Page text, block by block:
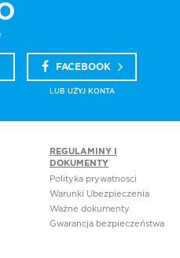
LUB UŻYJ KONTA
FACEBOOK
REGULAMINY I
DOKUMENTY
Polityka prywatnosci
Warunki Ubezpieczenia
Ważne dokumenty
Gwarancja bezpieczeństwa